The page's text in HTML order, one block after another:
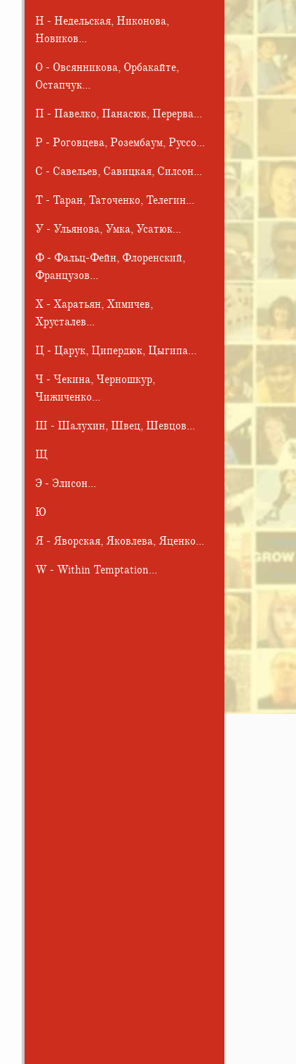
Н - Недельская, Никонова,
Новиков...
О - Овсянникова, Орбакайте,
Остапчук...
П - Павелко, Панасюк, Перерва...
Р - Роговцева, Розембаум, Руссо...
С - Савельев, Савицкая, Силсон...
Т - Таран, Таточенко, Телегин...
У - Ульянова, Умка, Усатюк...
Ф - Фальц-Фейн, Флоренский,
Французов...
Х - Харатьян, Химичев,
Хрусталев...
Ц - Царук, Ципердюк, Цыгипа...
Ч - Чекина, Черношкур,
Чижиченко...
Ш - Шалухин, Швец, Шевцов...
Щ
Э - Элисон...
Ю
Я - Яворская, Яковлева, Яценко...
W - Within Temptation...